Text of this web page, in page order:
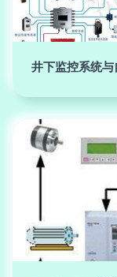
井下监控系统